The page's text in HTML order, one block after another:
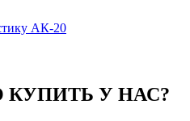
АК-20
У НАС?